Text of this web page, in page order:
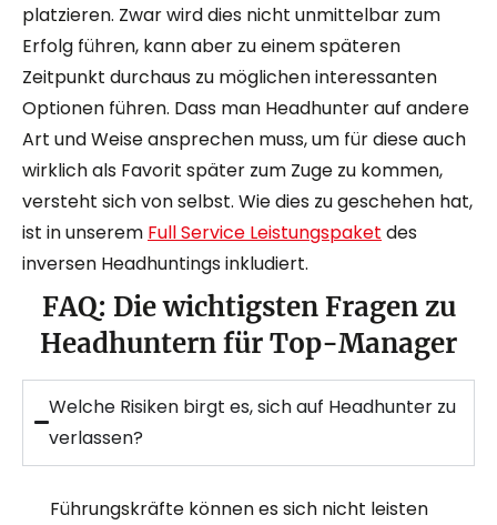
platzieren. Zwar wird dies nicht unmittelbar zum
Erfolg führen, kann aber zu einem späteren
Zeitpunkt durchaus zu möglichen interessanten
Optionen führen. Dass man Headhunter auf andere
Art und Weise ansprechen muss, um für diese auch
wirklich als Favorit später zum Zuge zu kommen,
versteht sich von selbst. Wie dies zu geschehen hat,
ist in unserem Full Service Leistungspaket des
inversen Headhuntings inkludiert.
FAQ: Die wichtigsten Fragen zu
Headhuntern für Top-Manager
Welche Risiken birgt es, sich auf Headhunter zu
verlassen?
Führungskräfte können es sich nicht leisten